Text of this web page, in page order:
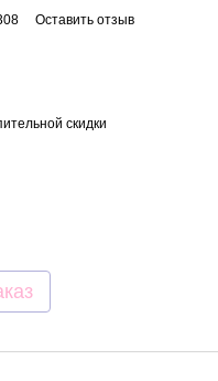
Оставить отзыв
скидки